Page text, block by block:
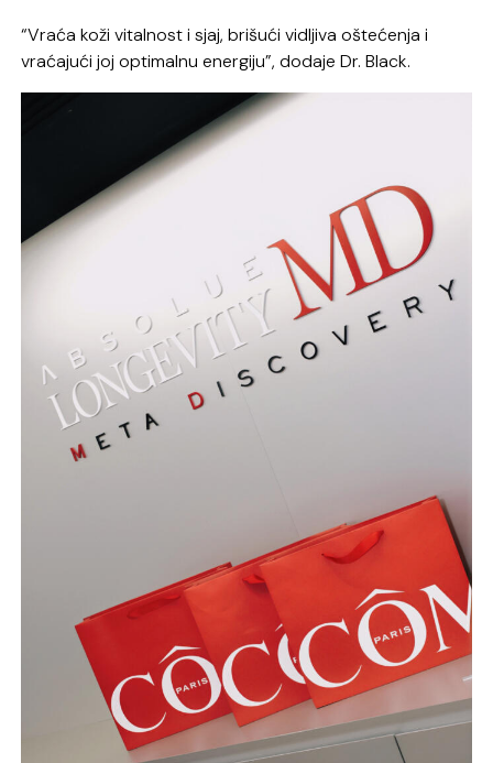
“Vraća koži vitalnost i sjaj, brišući vidljiva oštećenja i
vraćajući joj optimalnu energiju”, dodaje Dr. Black.